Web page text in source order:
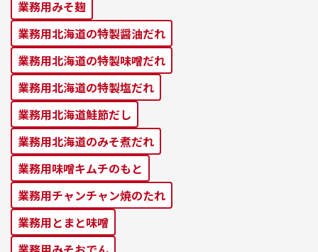
業務⽤みそ麹
業務⽤北海道の特製醤油だれ
業務⽤北海道の特製味噌だれ
業務⽤北海道の特製塩だれ
業務⽤北海道鮭節だし
業務⽤北海道のみそ煮だれ
業務⽤味噌キムチのもと
業務⽤チャンチャン焼のたれ
業務⽤とまと味噌